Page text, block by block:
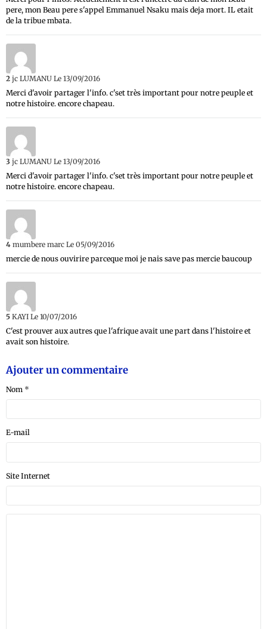
pere, mon Beau pere s'appel Emmanuel Nsaku mais deja mort. IL etait
de la tribue mbata.
2 jc LUMANU Le 13/09/2016
Merci d'avoir partager l'info. c'set très important pour notre peuple et
notre histoire. encore chapeau.
3 jc LUMANU Le 13/09/2016
Merci d'avoir partager l'info. c'set très important pour notre peuple et
notre histoire. encore chapeau.
4 mumbere marc Le 05/09/2016
mercie de nous ouvirire parceque moi je nais save pas mercie baucoup
5 KAYI Le 10/07/2016
C'est prouver aux autres que l'afrique avait une part dans l'histoire et
avait son histoire.
Ajouter un commentaire
Nom
E-mail
Site Internet